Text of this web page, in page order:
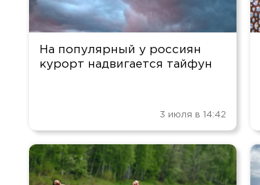
На популярный у россиян
курорт надвигается тайфун
3 июля в 14:42